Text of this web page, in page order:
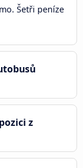
Šetři peníze
z